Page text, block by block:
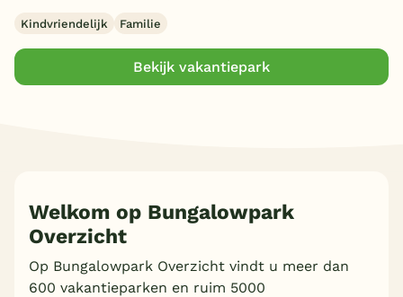
Kindvriendelijk Familie
Bekijk vakantiepark
Welkom op Bungalowpark
Overzicht
Op Bungalowpark Overzicht vindt u meer dan
600 vakantieparken en ruim 5000